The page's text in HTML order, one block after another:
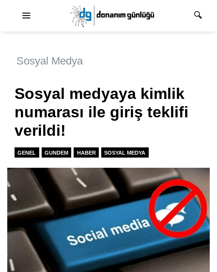
Sosyal Medya
Sosyal medyaya kimlik
numarası ile giriş teklifi
verildi!
GENEL GUNDEM HABER SOSYAL MEDYA